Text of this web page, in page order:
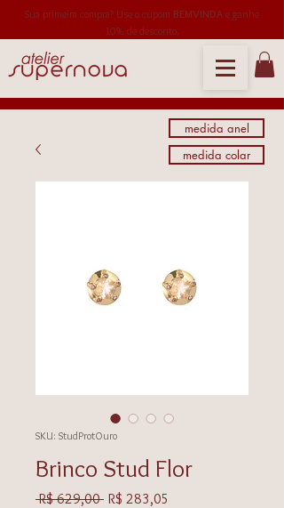
Sua primeira compra? Use o cupom BEMVINDA e ganhe
10% de desconto.
medida anel
SKU: StudProtOuro
Brinco Stud Flor
R$ 629,00 Preço
R$ 283,05
medida colar